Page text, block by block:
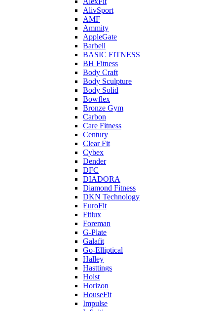
AlivSport
AMF
Ammity
AppleGate
Barbell
BASIC FITNESS
BH Fitness
Body Craft
Body Sculpture
Body Solid
Bowflex
Bronze Gym
Carbon
Care Fitness
Century
Clear Fit
Cybex
Dender
DFC
DIADORA
Diamond Fitness
DKN Technology
EuroFit
Fitlux
Foreman
G-Plate
Galafit
Go-Elliptical
Halley
Hasttings
Hoist
Horizon
HouseFit
Impulse